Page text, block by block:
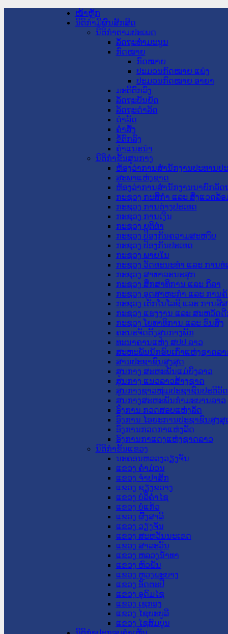
ໜ້າຫຼັກ
ນິຕິກໍາມີຜົນສັກສິດ
ນິຕິກໍາຕາມປະເພດ
ລັດຖະທໍາມະນູນ
ກົດໝາຍ
ກົດໝາຍ
ປະມວນກົດໝາຍ ແພ່ງ
ປະມວນກົດໝາຍ ອາຍາ
ມະຕິຕົກລົງ
ລັດຖະບັນຍັດ
ລັດຖະດໍາລັດ
ດໍາລັດ
ຄໍາສັ່ງ
ຂໍ້ຕົກລົງ
ຄໍາແນະນໍາ
ນິຕິກໍາຂັ້ນສູນກາງ
ຫ້ອງວ່າການສໍານັກງານປະທານປ
ສະພາແຫ່ງຊາດ
ຫ້ອງວ່າການສຳນັກງານນາຍົກລັດ
ກະຊວງ ກະສິກຳ ແລະ ສິ່ງແວດລ້ອ
ກະຊວງ ການຕ່າງປະເທດ
ກະຊວງ ການເງິນ
ກະຊວງ ຍຸຕິທໍາ
ກະຊວງ ປ້ອງກັນຄວາມສະຫງົບ
ກະຊວງ ປ້ອງກັນປະເທດ
ກະຊວງ ພາຍໃນ
ກະຊວງ ວັດທະນະທຳ ແລະ ການທ່
ກະຊວງ ສາທາລະນະສຸກ
ກະຊວງ ສຶກສາທິການ ແລະ ກິລາ
ກະຊວງ ອຸດສາຫະກຳ ແລະ ການຄ້
ກະຊວງ ເຕັກໂນໂລຊີ ແລະ ການສື່
ກະຊວງ ແຮງງານ ແລະ ສະຫວັດ
ກະຊວງ ໂຍທາທິການ ແລະ ຂົນສົ່ງ
ຄະນະຈັດຕັ້ງສູນກາງພັກ
ທະນາຄານແຫ່ງ ສປປ ລາວ
ສະຫະພັນນັກຮົບເກົ່າແຫ່ງຊາດລາ
ສານປະຊາຊົນສູງສຸດ
ສູນກາງ ສະຫະພັນແມ່ຍິງລາວ
ສູນກາງ ແນວລາວສ້າງຊາດ
ສູນກາງຊາວໜຸ່ມປະຊາຊົນປະຕິວັ
ສູນກາງສະຫະພັນກຳມະບານລາວ
ອົງການ ກວດສອບແຫ່ງລັດ
ອົງການ ໄອຍະການປະຊາຊົນສູງສຸ
ອົງການກວດກາແຫ່ງລັດ
ອົງການກາແດງແຫ່ງຊາດລາວ
ນິຕິກໍາຂັ້ນແຂວງ
ນະ​ຄອນ​ຫລວງວຽງຈັນ
ແຂວງ ຄໍາມ່ວນ
ແຂວງ ຈໍາປາສັກ
ແຂວງ ຊຽງຂວາງ
ແຂວງ ບໍລິຄໍາໄຊ
ແຂວງ ບໍ່ແກ້ວ
ແຂວງ ຜົ້ງສາລີ
ແຂວງ ວຽງຈັນ
ແຂວງ ສະຫວັນນະເຂດ
ແຂວງ ສາລະວັນ
ແຂວງ ຫລວງນໍ້າທາ
ແຂວງ ຫົວພັນ
ແຂວງ ຫຼວງພະບາງ
ແຂວງ ອັດຕະປື
ແຂວງ ອຸດົມໄຊ
ແຂວງ ເຊກອງ
ແຂວງ ໄຊຍະບູລີ
ແຂວງ ໄຊສົມບູນ